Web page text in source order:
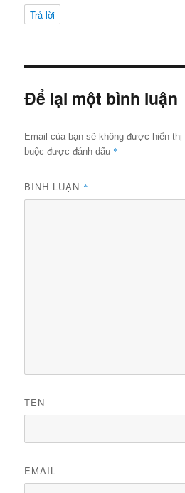
Trả lời
Để lại một bình luận
Email của bạn sẽ không được hiển thị
buộc được đánh dấu *
BÌNH LUẬN *
TÊN
EMAIL